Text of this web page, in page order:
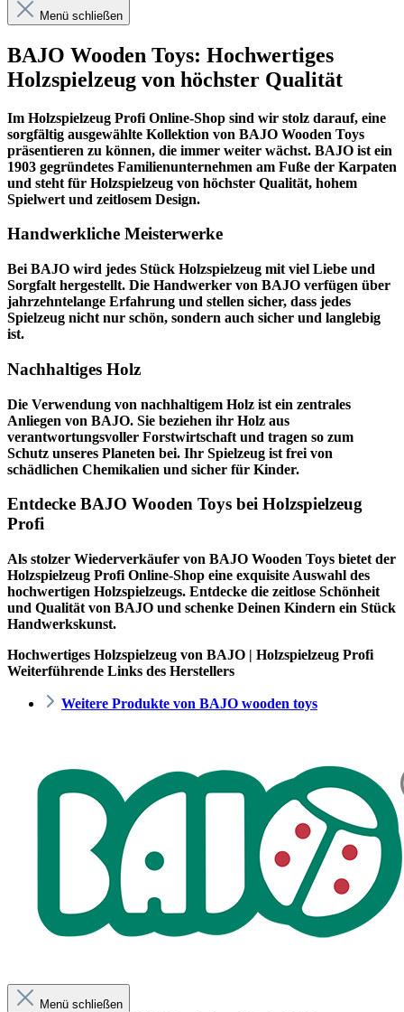
Menü schließen
BAJO Wooden Toys: Hochwertiges
Holzspielzeug von höchster Qualität
Im Holzspielzeug Profi Online-Shop sind wir stolz darauf, eine
sorgfältig ausgewählte Kollektion von BAJO Wooden Toys
präsentieren zu können, die immer weiter wächst. BAJO ist ein
1903 gegründetes Familienunternehmen am Fuße der Karpaten
und steht für Holzspielzeug von höchster Qualität, hohem
Spielwert und zeitlosem Design.
Handwerkliche Meisterwerke
Bei BAJO wird jedes Stück Holzspielzeug mit viel Liebe und
Sorgfalt hergestellt. Die Handwerker von BAJO verfügen über
jahrzehntelange Erfahrung und stellen sicher, dass jedes
Spielzeug nicht nur schön, sondern auch sicher und langlebig
ist.
Nachhaltiges Holz
Die Verwendung von nachhaltigem Holz ist ein zentrales
Anliegen von BAJO. Sie beziehen ihr Holz aus
verantwortungsvoller Forstwirtschaft und tragen so zum
Schutz unseres Planeten bei. Ihr Spielzeug ist frei von
schädlichen Chemikalien und sicher für Kinder.
Entdecke BAJO Wooden Toys bei Holzspielzeug
Profi
Als stolzer Wiederverkäufer von BAJO Wooden Toys bietet der
Holzspielzeug Profi Online-Shop eine exquisite Auswahl des
hochwertigen Holzspielzeugs. Entdecke die zeitlose Schönheit
und Qualität von BAJO und schenke Deinen Kindern ein Stück
Handwerkskunst.
Hochwertiges Holzspielzeug von BAJO | Holzspielzeug Profi
Weiterführende Links des Herstellers
Weitere Produkte von BAJO wooden toys
Menü schließen